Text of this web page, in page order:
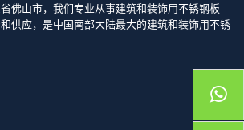
佛山市，我们专业从事建筑和装饰用不锈钢板
供应，是中国南部大陆最大的建筑和装饰用不锈